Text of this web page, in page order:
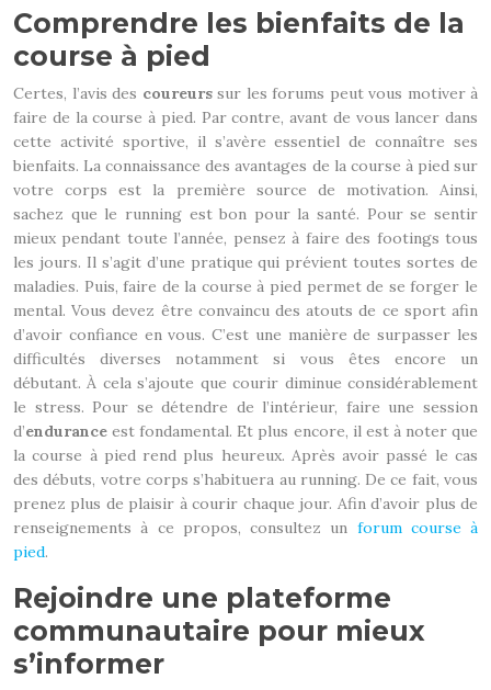
Comprendre les bienfaits de la
course à pied
Certes, l’avis des coureurssur les forums peut vous motiver à
faire de la course à pied. Par contre, avant de vous lancer dans
cette activité sportive, il s’avère essentiel de connaître ses
bienfaits. La connaissance des avantages de la course à pied sur
votre corps est la première source de motivation. Ainsi,
sachez que le running est bon pour la santé. Pour se sentir
mieux pendant toute l’année, pensez à faire des footings tous
les jours. Il s’agit d’une pratique qui prévient toutes sortes de
maladies. Puis, faire de la course à pied permet de se forger le
mental. Vous devez être convaincu des atouts de ce sport afin
d’avoir confiance en vous. C’est une manière de surpasser les
difficultés diverses notamment si vous êtes encore un
débutant. À cela s’ajoute que courir diminue considérablement
le stress. Pour se détendre de l’intérieur, faire une session
d’endurance est fondamental. Et plus encore, il est à noter que
la course à pied rend plus heureux. Après avoir passé le cas
des débuts, votre corps s’habituera au running. De ce fait, vous
prenez plus de plaisir à courir chaque jour. Afin d’avoir plus de
renseignements à ce propos, consultez un forum course à
pied.
Rejoindre une plateforme
communautaire pour mieux
s’informer